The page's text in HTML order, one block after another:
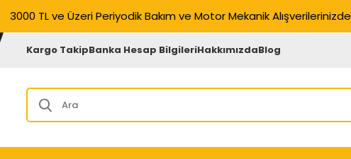
3000 TL ve Üzeri Periyodik Bakım ve Motor Mekanik Alışverilerinizde
Kargo TakipBanka Hesap BilgileriHakkımızdaBlog